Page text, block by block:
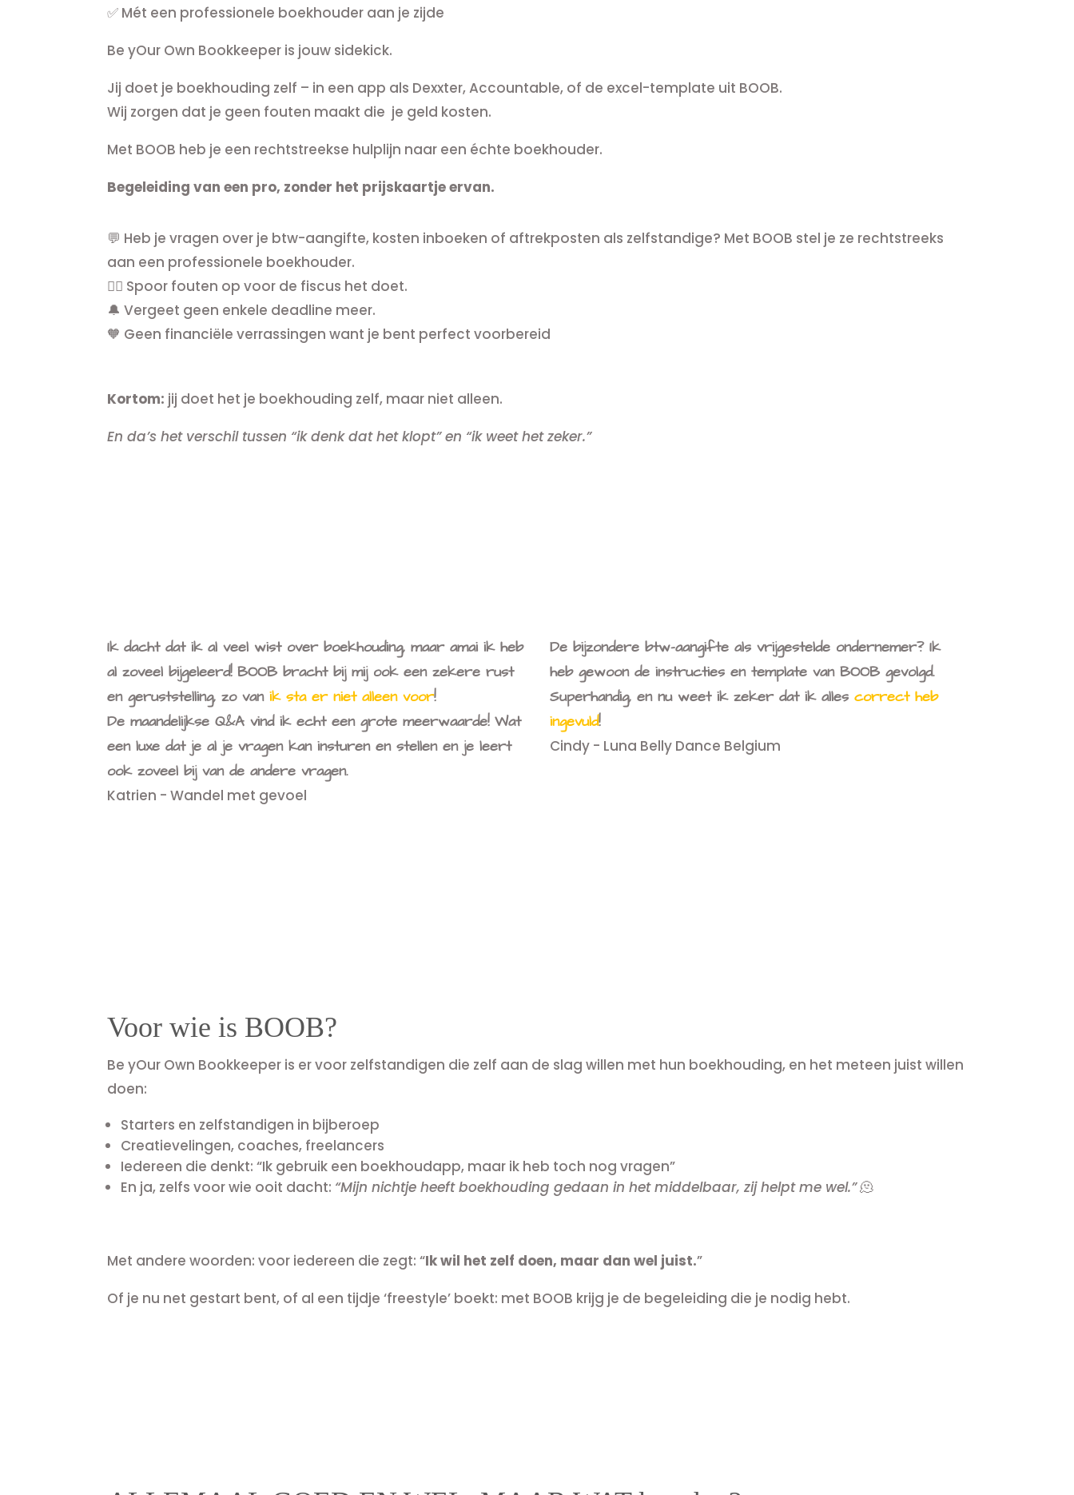
✅ Mét een professionele boekhouder aan je zijde
Be yOur Own Bookkeeper is jouw sidekick.
Jij doet je boekhouding zelf – in een app als Dexxter, Accountable, of de excel-template uit BOOB.
Wij zorgen dat je geen fouten maakt die je geld kosten.
Met BOOB heb je een rechtstreekse hulplijn naar een échte boekhouder.
Begeleiding van een pro, zonder het prijskaartje ervan.
💬 Heb je vragen over je btw-aangifte, kosten inboeken of aftrekposten als zelfstandige? Met BOOB stel je ze rechtstreeks
aan een professionele boekhouder.
🕵️‍♀️ Spoor fouten op voor de fiscus het doet.
🔔 Vergeet geen enkele deadline meer.
🧡 Geen financiële verrassingen want je bent perfect voorbereid
Kortom: jij doet het je boekhouding zelf, maar niet alleen.
En da’s het verschil tussen “ik denk dat het klopt” en “ik weet het zeker.”
Ik dacht dat ik al veel wist over boekhouding, maar amai ik heb
al zoveel bijgeleerd! BOOB bracht bij mij ook een zekere rust
en geruststelling, zo vanik sta er niet alleen voor!
De maandelijkse Q&A vind ik echt een grote meerwaarde! Wat
een luxe dat je al je vragen kan insturen en stellen en je leert
ook zoveel bij van de andere vragen.
Katrien - Wandel met gevoel
De bijzondere btw-aangifte als vrijgestelde ondernemer? Ik
heb gewoon de instructies en template van BOOB gevolgd.
Superhandig, en nu weet ik zeker dat ik allescorrect heb
ingevuld!
Cindy - Luna Belly Dance Belgium
Voor wie is BOOB?
Be yOur Own Bookkeeper is er voor zelfstandigen die zelf aan de slag willen met hun boekhouding, en het meteen juist willen
doen:
Starters en zelfstandigen in bijberoep
Creatievelingen, coaches, freelancers
Iedereen die denkt: “Ik gebruik een boekhoudapp, maar ik heb toch nog vragen”
En ja, zelfs voor wie ooit dacht: “Mijn nichtje heeft boekhouding gedaan in het middelbaar, zij helpt me wel.”🫠
Met andere woorden: voor iedereen die zegt: “Ik wil het zelf doen, maar dan wel juist.”
Of je nu net gestart bent, of al een tijdje ‘freestyle’ boekt: met BOOB krijg je de begeleiding die je nodig hebt.